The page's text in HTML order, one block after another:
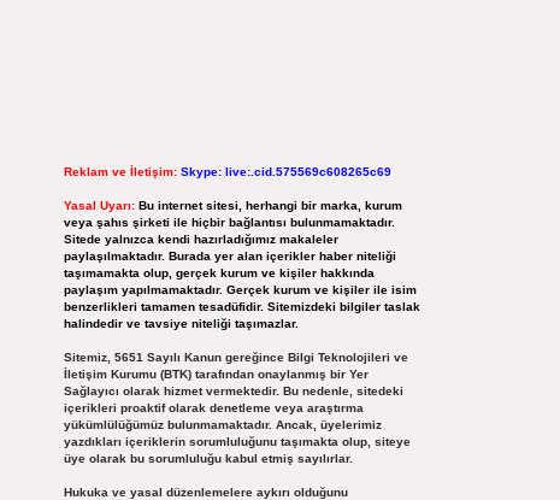
Reklam ve İletişim: Skype: live:.cid.575569c608265c69
Yasal Uyarı: Bu internet sitesi, herhangi bir marka, kurum
veya şahıs şirketi ile hiçbir bağlantısı bulunmamaktadır.
Sitede yalnızca kendi hazırladığımız makaleler
paylaşılmaktadır. Burada yer alan içerikler haber niteliği
taşımamakta olup, gerçek kurum ve kişiler hakkında
paylaşım yapılmamaktadır. Gerçek kurum ve kişiler ile isim
benzerlikleri tamamen tesadüfidir. Sitemizdeki bilgiler taslak
halindedir ve tavsiye niteliği taşımazlar.
Sitemiz, 5651 Sayılı Kanun gereğince Bilgi Teknolojileri ve
İletişim Kurumu (BTK) tarafından onaylanmış bir Yer
Sağlayıcı olarak hizmet vermektedir. Bu nedenle, sitedeki
içerikleri proaktif olarak denetleme veya araştırma
yükümlülüğümüz bulunmamaktadır. Ancak, üyelerimiz
yazdıkları içeriklerin sorumluluğunu taşımakta olup, siteye
üye olarak bu sorumluluğu kabul etmiş sayılırlar.
Hukuka ve yasal düzenlemelere aykırı olduğunu